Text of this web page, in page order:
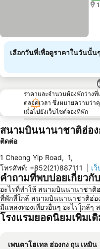
เลือกวันที่เพื่อดูราคาในวันนั้นๆ
ราคาและจำนวนห้องพักว่างที่
ตลอดเวลา ซึ่งหมายความว่า
เมื่อไปยังเว็บไซต์จองที่พัก
สนามบินนานาชาติฮ่อง
ติดต่อ
1 Cheong Yip Road, 1,
โทรศัพท์: +852(21)887111 เ
คำถามที่พบบ่อยเกี่ยว
อะไรที่ทำให้ สนามบินนานาชาติ
ที่พักที่ใกล้ สนามบินนานาชาติฮ่อ
มีแหล่งท่องเที่ยวอื่นๆ อะไรใกล้
โรงแรมยอดนิยมเพิ่มเ
เพนตาโฮเทล ฮ่องกง ถุน เหมิน